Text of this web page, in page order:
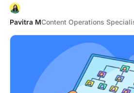
Pavitra MContent Operations